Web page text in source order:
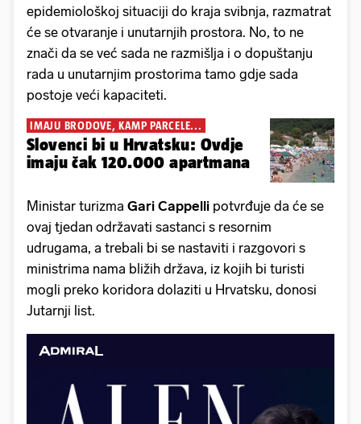
epidemiološkoj situaciji do kraja svibnja, razmatrat
će se otvaranje i unutarnjih prostora. No, to ne
znači da se već sada ne razmišlja i o dopuštanju
rada u unutarnjim prostorima tamo gdje sada
postoje veći kapaciteti.
IMAJU BRODOVE, KAMP PARCELE...
Slovenci bi u Hrvatsku: Ovdje
imaju čak 120.000 apartmana
Ministar turizma Gari Cappelli potvrđuje da će se
ovaj tjedan održavati sastanci s resornim
udrugama, a trebali bi se nastaviti i razgovori s
ministrima nama bližih država, iz kojih bi turisti
mogli preko koridora dolaziti u Hrvatsku, donosi
Jutarnji list.